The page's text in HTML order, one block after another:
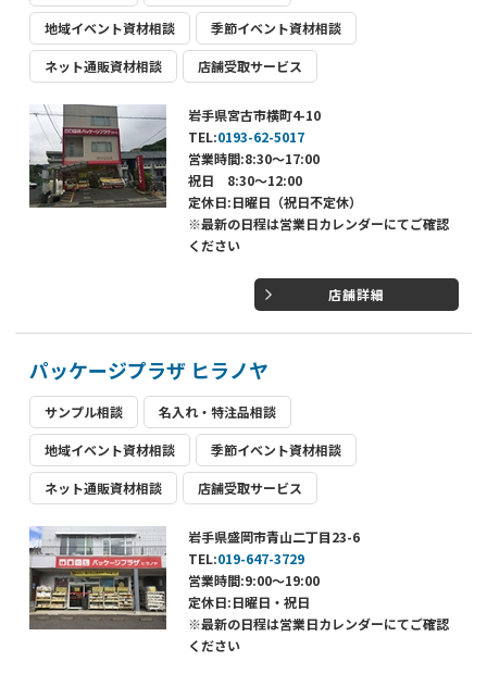
地域イベント資材相談 季節イベント資材相談
ネット通販資材相談 店舗受取サービス
岩手県宮古市横町4-10
TEL:0193-62-5017
営業時間:8:30～17:00
祝日 8:30～12:00
定休日:日曜日（祝日不定休）
※最新の日程は営業日カレンダーにてご確認
ください
店舗詳細
パッケージプラザ ヒラノヤ
サンプル相談 名入れ・特注品相談
地域イベント資材相談 季節イベント資材相談
ネット通販資材相談 店舗受取サービス
岩手県盛岡市青山二丁目23-6
TEL:019-647-3729
営業時間:9:00～19:00
定休日:日曜日・祝日
※最新の日程は営業日カレンダーにてご確認
ください